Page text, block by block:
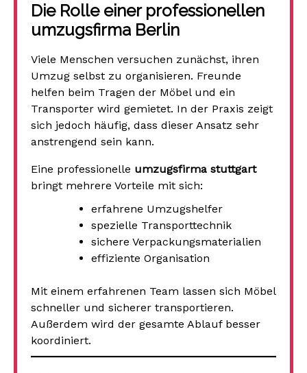
Die Rolle einer professionellen
umzugsfirma Berlin
Viele Menschen versuchen zunächst, ihren
Umzug selbst zu organisieren. Freunde
helfen beim Tragen der Möbel und ein
Transporter wird gemietet. In der Praxis zeigt
sich jedoch häufig, dass dieser Ansatz sehr
anstrengend sein kann.
Eine professionelle umzugsfirma stuttgart
bringt mehrere Vorteile mit sich:
erfahrene Umzugshelfer
spezielle Transporttechnik
sichere Verpackungsmaterialien
effiziente Organisation
Mit einem erfahrenen Team lassen sich Möbel
schneller und sicherer transportieren.
Außerdem wird der gesamte Ablauf besser
koordiniert.